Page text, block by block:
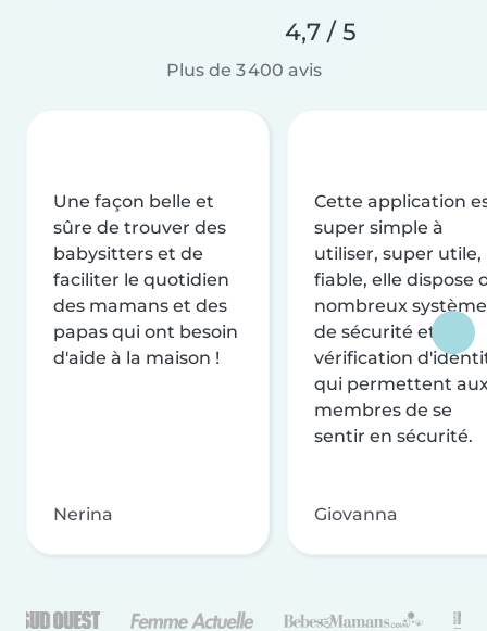
4,7 / 5
Plus de 3 400 avis
Une façon belle et
sûre de trouver des
babysitters et de
faciliter le quotidien
des mamans et des
papas qui ont besoin
d'aide à la maison !
Nerina
Cette application
super simple à
utiliser, super utile,
fiable, elle dispose
nombreux
de sécurité et de
vérification
qui permettent
membres de se
sentir en sécurité.
Giovanna